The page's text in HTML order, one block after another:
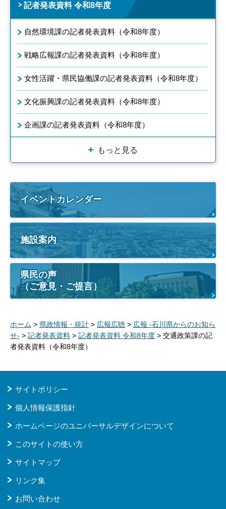
記者発表資料 令和8年度
自然環境課の記者発表資料（令和8年度）
戦略広報課の記者発表資料（令和8年度）
女性活躍・県民協働課の記者発表資料（令和8年度）
文化振興課の記者発表資料（令和8年度）
企画課の記者発表資料（令和8年度）
もっと見る
イベントカレンダー
施設案内
県民の声
（ご意見・ご提言）
ホーム > 県政情報・統計 > 広報広聴 > 広報 -石川県からのお知ら
せ- > 記者発表資料 > 記者発表資料 令和8年度 > 交通政策課の記
者発表資料（令和8年度）
サイトポリシー
個人情報保護指針
ホームページのユニバーサルデザインについて
このサイトの使い方
サイトマップ
リンク集
お問い合わせ